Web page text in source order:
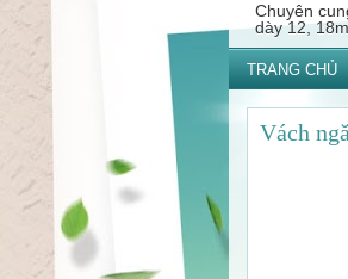
Chuyên
dày 12,
TRANG CHỦ
Vách